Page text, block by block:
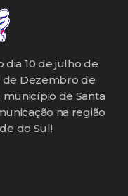
dia 10 de julho de
de Dezembro de
de Santa
na região
do Sul!